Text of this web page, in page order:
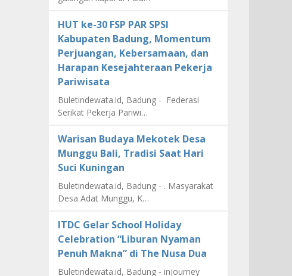
HUT ke-30 FSP PAR SPSI
Kabupaten Badung, Momentum
Perjuangan, Kebersamaan, dan
Harapan Kesejahteraan Pekerja
Pariwisata
Buletindewata.id, Badung - Federasi
Serikat Pekerja Pariwi…
Warisan Budaya Mekotek Desa
Munggu Bali, Tradisi Saat Hari
Suci Kuningan
Buletindewata.id, Badung - . Masyarakat
Desa Adat Munggu, K…
ITDC Gelar School Holiday
Celebration “Liburan Nyaman
Penuh Makna” di The Nusa Dua
Buletindewata.id, Badung - injourney